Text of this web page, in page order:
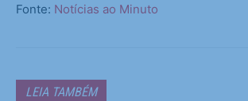
Fonte: Notícias ao Minuto
LEIA TAMBÉM